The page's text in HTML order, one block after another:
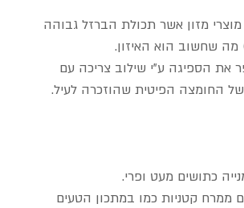
מזון אשר תכולת הברזל גבוהה
מה שחשוב הוא האיזון.
את הספיגה ע"י שילוב צריכה עם
כתושים מעט ופרי.
ממרח קטניות כמו במתכון הטעים